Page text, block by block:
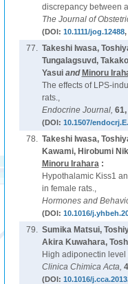
discrepancy between
The Journal of
(DOI: 10.1111/jog.12488,
77. Takeshi Iwasa,
Tungalagsuvd,
Yasuiand Minoru
The effects of LPS-
rats.,
Endocrine Journal, 61,
(DOI: 10.1507/
78. Takeshi Iwasa,
Kawami, Hirobumi
Minoru Irahara:
Hypothalamic Kiss1
in female rats.,
Hormones and
(DOI: 10.1016/
79. Sumika Matsui,
Akira Kuwahara,
High adiponectin
Clinica Chimica Acta,
(DOI: 10.1016/